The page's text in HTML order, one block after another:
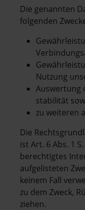
Die genannten
folgenden
Nutzung
Auswertung
stabilität
zu weiteren
Die
ist Art. 6 Abs. 1
berechtigtes
aufgelisteten
keinem Fall
zu dem Zweck,
ziehen.